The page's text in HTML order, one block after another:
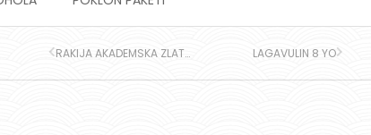
RAKIJA AKADEMSKA ZLATNA DUNJA LAGAVULIN 8 YO